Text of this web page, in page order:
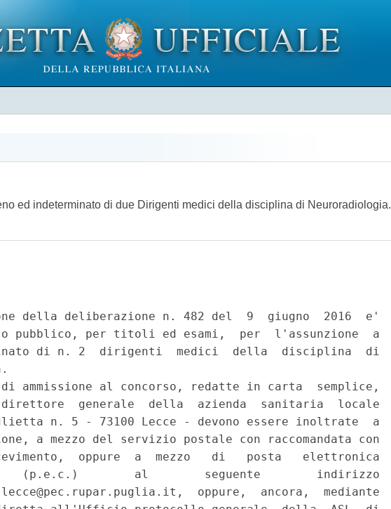
ed indeterminato di due Dirigenti medici della disciplina di Neuroradiologia.